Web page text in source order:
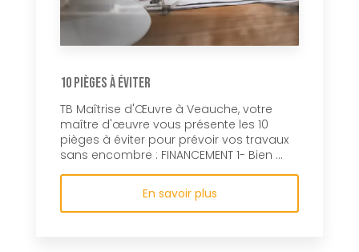
10 pièges à éviter
TB Maîtrise d'Œuvre à Veauche, votre
maître d'œuvre vous présente les 10
pièges à éviter pour prévoir vos travaux
sans encombre : FINANCEMENT 1- Bien ...
En savoir plus